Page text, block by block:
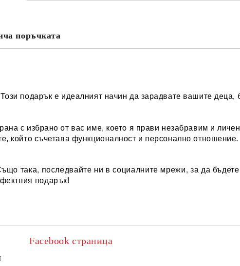
поръчката
подарък е идеалният начин да зарадвате вашите деца,
с избрано от вас име, което я прави незабравим и личен
който съчетава функционалност и персонално отношение.
така, последвайте ни в социалните мрежи, за да бъдете
подарък!
Facebook страница